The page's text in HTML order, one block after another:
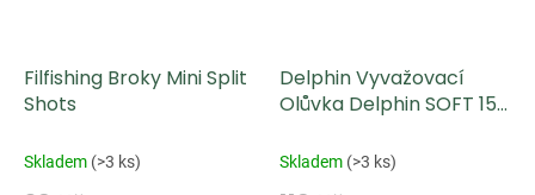
Filfishing Broky Mini Split
Shots
Skladem (>3 ks)
Delphin Vyvažovací
Olůvka Delphin SOFT 150
Skladem (>3 ks)